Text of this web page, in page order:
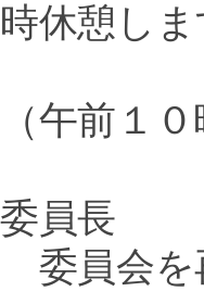
時休憩しま
（午前１
委員長
委員会を